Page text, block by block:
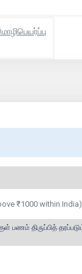
₹1000 within India)
பணம் திருப்பித்